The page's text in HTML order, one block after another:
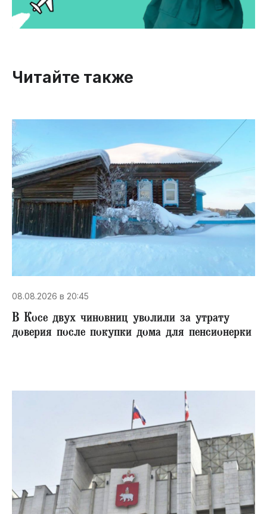
Читайте также
08.08.2026 в 20:45
В Косе двух чиновниц уволили за утрату
доверия после покупки дома для пенсионерки